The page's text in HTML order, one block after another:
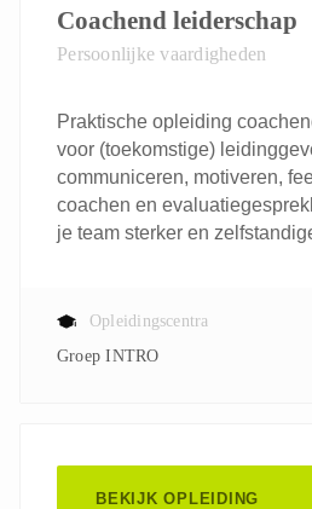
Coachend leiderschap
Persoonlijke vaardigheden
Praktische opleiding
voor (toekomstige)
communiceren, motiveren,
coachen en
je team sterker en
Opleidingscentra
Groep INTRO
BEKIJK OPLEIDING